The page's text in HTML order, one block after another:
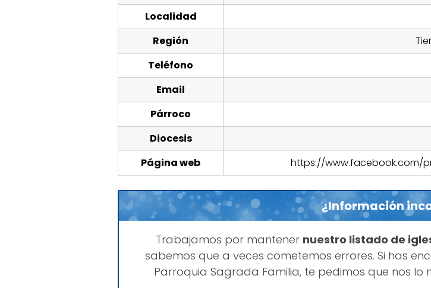
Localidad
Región
Teléfono
Email
Párroco
Diocesis
Página web
https://www.facebook.com/
¿Información
Trabajamos por mantener nuestro listado de
sabemos que a veces cometemos errores. Si has
Parroquia Sagrada Familia, te pedimos que nos